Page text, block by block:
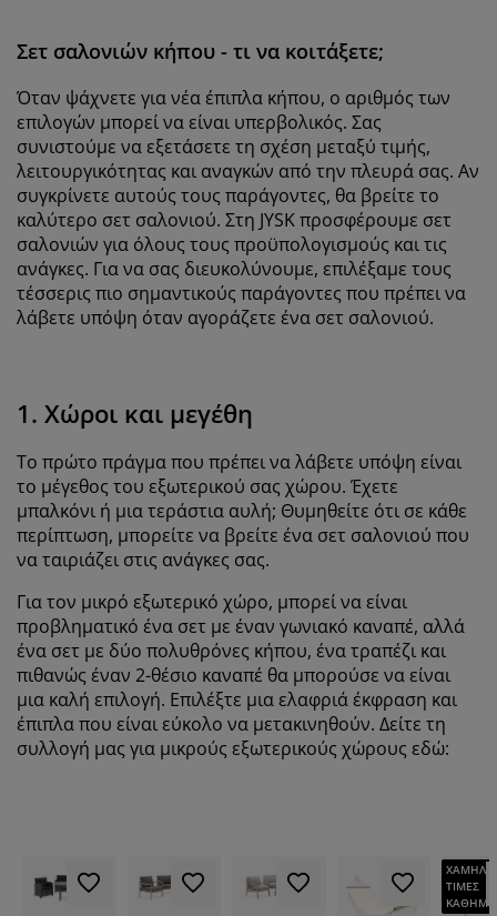
Σετ σαλονιών κήπου - τι να κοιτάξετε;
Όταν ψάχνετε για νέα έπιπλα κήπου, ο αριθμός των
επιλογών μπορεί να είναι υπερβολικός. Σας
συνιστούμε να εξετάσετε τη σχέση μεταξύ τιμής,
λειτουργικότητας και αναγκών από την πλευρά σας. Αν
συγκρίνετε αυτούς τους παράγοντες, θα βρείτε το
καλύτερο σετ σαλονιού. Στη JYSK προσφέρουμε σετ
σαλονιών για όλους τους προϋπολογισμούς και τις
ανάγκες. Για να σας διευκολύνουμε, επιλέξαμε τους
τέσσερις πιο σημαντικούς παράγοντες που πρέπει να
λάβετε υπόψη όταν αγοράζετε ένα σετ σαλονιού.
1. Χώροι και μεγέθη
Το πρώτο πράγμα που πρέπει να λάβετε υπόψη είναι
το μέγεθος του εξωτερικού σας χώρου. Έχετε
μπαλκόνι ή μια τεράστια αυλή; Θυμηθείτε ότι σε κάθε
περίπτωση, μπορείτε να βρείτε ένα σετ σαλονιού που
να ταιριάζει στις ανάγκες σας.
Για τον μικρό εξωτερικό χώρο, μπορεί να είναι
προβληματικό ένα σετ με έναν γωνιακό καναπέ, αλλά
ένα σετ με δύο πολυθρόνες κήπου, ένα τραπέζι και
πιθανώς έναν 2-θέσιο καναπέ θα μπορούσε να είναι
μια καλή επιλογή. Επιλέξτε μια ελαφριά έκφραση και
έπιπλα που είναι εύκολο να μετακινηθούν. Δείτε τη
συλλογή μας για μικρούς εξωτερικούς χώρους εδώ:
ΤΙΜΕΣ